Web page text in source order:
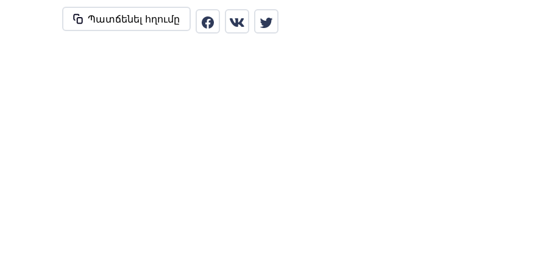
Պատճենել հղումը